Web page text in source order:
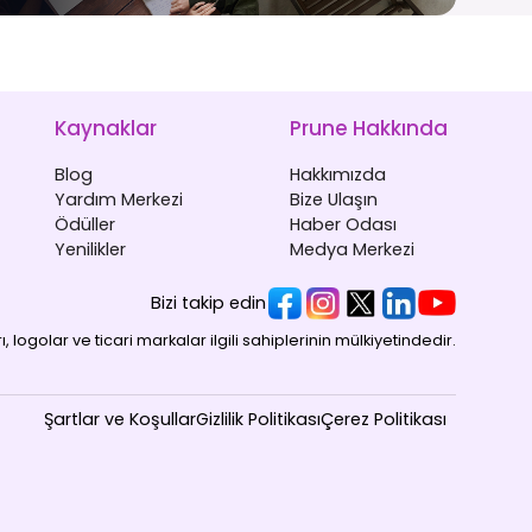
Kaynaklar
Blog
Yardım Merkezi
Ödüller
Yenilikler
Prune Hakkında
Hakkımızda
Bize Ulaşın
Haber Odası
Medya Merkezi
Bizi takip edin
logolar ve ticari markalar ilgili sahiplerinin mülkiyetindedir.
Şartlar ve KoşullarGizlilik PolitikasıÇerez Politikası